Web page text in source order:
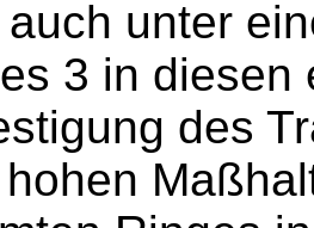
unter
3 in diesen
des